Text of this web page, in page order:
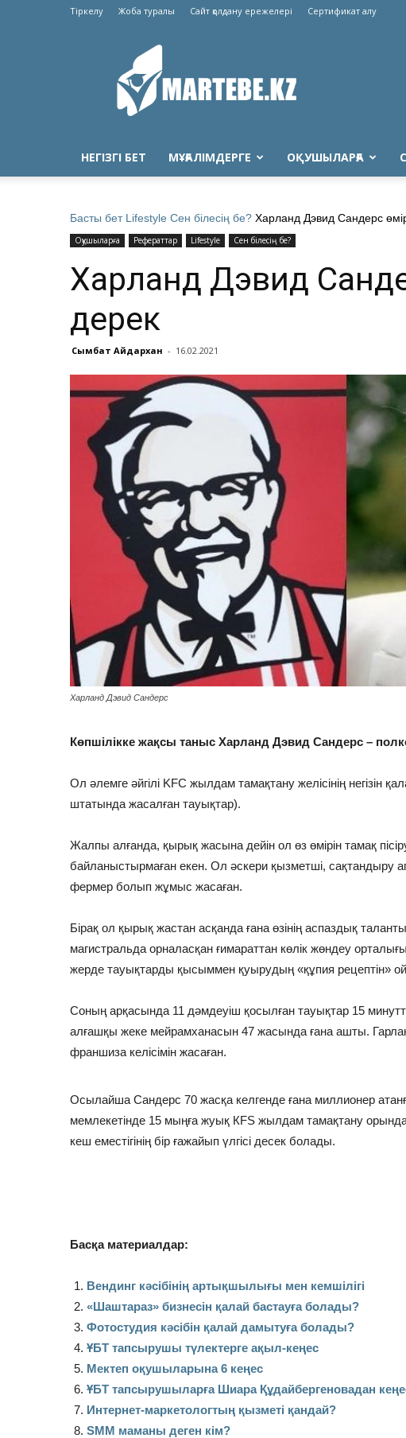
Тіркелу Жоба туралы Сайт қолдану ережелері Сертификат алу
Martebe.kz
білім
сайты
НЕГІЗГІ БЕТ МҰҒАЛІМДЕРГЕ ОҚУШЫЛАРҒА
Басты бет Lifestyle Сен білесің бе? Харланд Дэвид Сандерс
Оқушыларға Рефераттар Lifestyle Сен білесің бе?
Харланд Дэвид
дерек
Сымбат Айдархан - 16.02.2021
Харланд Дэвид Сандерс
Көпшілікке жақсы таныс Харланд Дэвид Сандерс –
Ол әлемге әйгілі KFC жылдам тамақтану желісінің негізін
штатында жасалған тауықтар).
Жалпы алғанда, қырық жасына дейін ол өз өмірін тамақ
байланыстырмаған екен. Ол әскери қызметші, сақтандыру
фермер болып жұмыс жасаған.
Бірақ ол қырық жастан асқанда ғана өзінің аспаздық
магистральда орналасқан ғимараттан көлік жөндеу
жерде тауықтарды қысыммен қуырудың «құпия рецептін»
Соның арқасында 11 дәмдеуіш қосылған тауықтар 15
алғашқы жеке мейрамханасын 47 жасында ғана ашты.
франшиза келісімін жасаған.
Осылайша Сандерс 70 жасқа келгенде ғана миллионер
мемлекетінде 15 мыңға жуық КFS жылдам тамақтану
кеш еместігінің бір ғажайып үлгісі десек болады.
Басқа материалдар:
Вендинг кәсібінің артықшылығы мен кемшілігі
«Шаштараз» бизнесін қалай бастауға болады?
Фотостудия кәсібін қалай дамытуға болады?
ҰБТ тапсырушы түлектерге ақыл-кеңес
Мектеп оқушыларына 6 кеңес
ҰБТ тапсырушыларға Шиара Құдайбергеновадан
Интернет-маркетологтың қызметі қандай?
SMM маманы деген кім?